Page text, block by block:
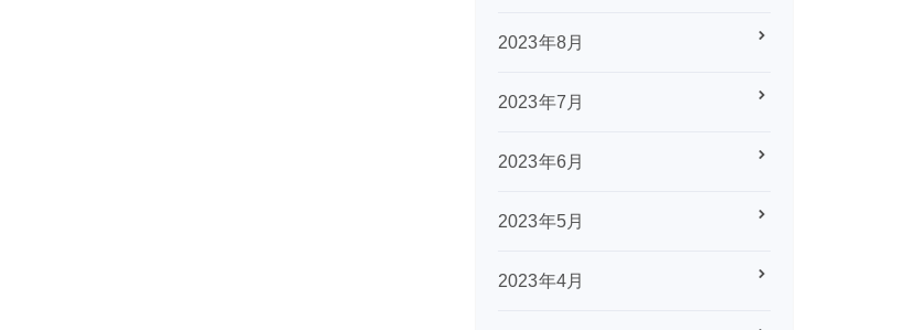
2023年8月
2023年7月
2023年6月
2023年5月
2023年4月